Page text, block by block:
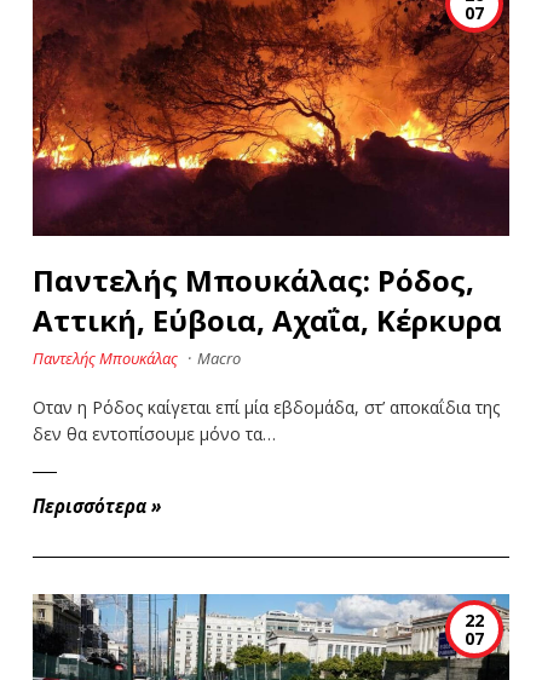
07
Παντελής Μπουκάλας: Ρόδος,
Αττική, Εύβοια, Αχαΐα, Κέρκυρα
Παντελής Μπουκάλας · Macro
Οταν η Ρόδος καίγεται επί μία εβδομάδα, στ’ αποκαΐδια της
δεν θα εντοπίσουμε μόνο τα…
Περισσότερα »
22
07